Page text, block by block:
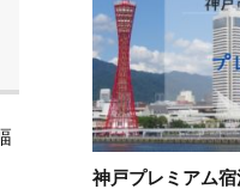
神戸プレミアム